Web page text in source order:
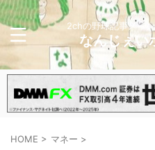
2chの野球記事メイ
なんじぇい
HOME > マネー >